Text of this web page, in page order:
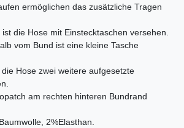
ermöglichen das zusätzliche Tragen
die Hose mit Einstecktaschen versehen.
vom Bund ist eine kleine Tasche
Hose zwei weitere aufgesetzte
am rechten hinteren Bundrand
2%Elasthan.